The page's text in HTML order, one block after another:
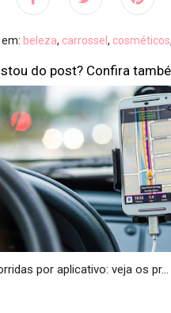
beleza, carrossel , cosméticos,
do post? Confira
por aplicativo: veja os pr...